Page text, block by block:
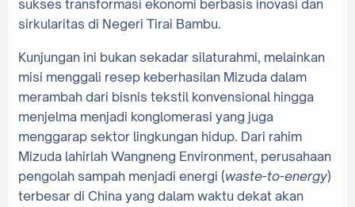
sukses transformasi ekonomi berbasis inovasi dan
sirkularitas di Negeri Tirai Bambu.
Kunjungan ini bukan sekadar silaturahmi, melainkan
misi menggali resep keberhasilan Mizuda dalam
merambah dari bisnis tekstil konvensional hingga
menjelma menjadi konglomerasi yang juga
menggarap sektor lingkungan hidup. Dari rahim
Mizuda lahirlah Wangneng Environment, perusahaan
pengolah sampah menjadi energi (waste-to-energy)
terbesar di China yang dalam waktu dekat akan